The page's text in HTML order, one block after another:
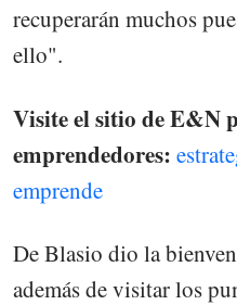
recuperarán muchos
ello".
Visite el sitio de E&N
emprendedores:
emprende
De Blasio dio la
además de visitar los